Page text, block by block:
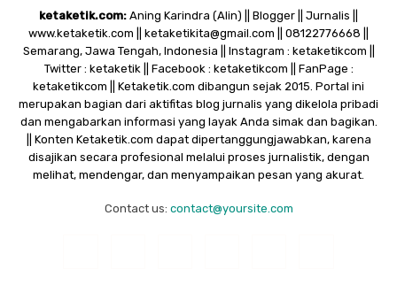
ketaketik.com: Aning Karindra (Alin) || Blogger || Jurnalis ||
www.ketaketik.com || ketaketikita@gmail.com || 08122776668 ||
Semarang, Jawa Tengah, Indonesia || Instagram : ketaketikcom ||
Twitter : ketaketik || Facebook : ketaketikcom || FanPage :
ketaketikcom || Ketaketik.com dibangun sejak 2015. Portal ini
merupakan bagian dari aktifitas blog jurnalis yang dikelola pribadi
dan mengabarkan informasi yang layak Anda simak dan bagikan.
|| Konten Ketaketik.com dapat dipertanggungjawabkan, karena
disajikan secara profesional melalui proses jurnalistik, dengan
melihat, mendengar, dan menyampaikan pesan yang akurat.
Contact us: contact@yoursite.com